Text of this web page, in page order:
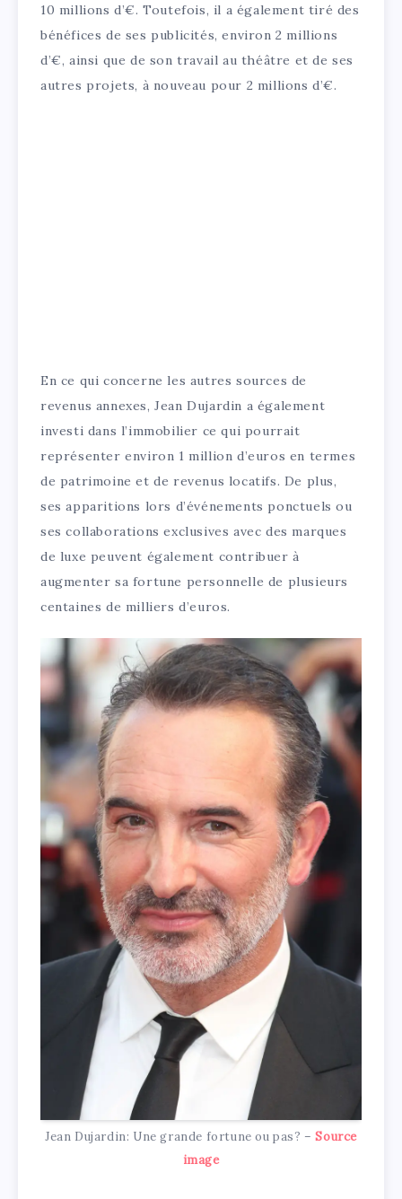
10 millions d’€. Toutefois, il a également tiré des
bénéfices de ses publicités, environ 2 millions
d’€, ainsi que de son travail au théâtre et de ses
autres projets, à nouveau pour 2 millions d’€.
En ce qui concerne les autres sources de
revenus annexes, Jean Dujardin a également
investi dans l’immobilier ce qui pourrait
représenter environ 1 million d’euros en termes
de patrimoine et de revenus locatifs. De plus,
ses apparitions lors d’événements ponctuels ou
ses collaborations exclusives avec des marques
de luxe peuvent également contribuer à
augmenter sa fortune personnelle de plusieurs
centaines de milliers d’euros.
Jean Dujardin: Une grande fortune ou pas? –Source
image